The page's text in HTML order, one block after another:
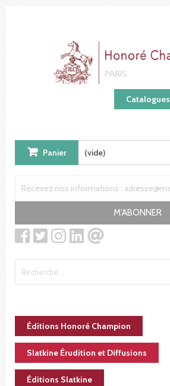
Catalogues
Panier (vide)
M'ABONNER
Éditions Honoré Champion
Slatkine Érudition et Diffusions
Éditions Slatkine